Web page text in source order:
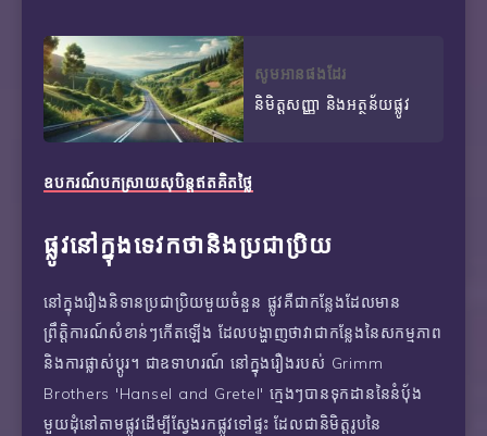
សូមអានផងដែរ
និមិត្តសញ្ញា និងអត្ថន័យផ្លូវ
ឧបករណ៍បកស្រាយសុបិន្តឥតគិតថ្លៃ
ផ្លូវនៅក្នុងទេវកថានិងប្រជាប្រិយ
នៅក្នុងរឿងនិទានប្រជាប្រិយមួយចំនួន ផ្លូវគឺជាកន្លែងដែលមាន
ព្រឹត្តិការណ៍សំខាន់ៗកើតឡើង ដែលបង្ហាញថាវាជាកន្លែងនៃសកម្មភាព
និងការផ្លាស់ប្តូរ។ ជាឧទាហរណ៍ នៅក្នុងរឿងរបស់ Grimm
Brothers 'Hansel and Gretel' ក្មេងៗបានទុកដាននៃនំប៉័ង
មួយដុំនៅតាមផ្លូវដើម្បីស្វែងរកផ្លូវទៅផ្ទះ ដែលជានិមិត្តរូបនៃ